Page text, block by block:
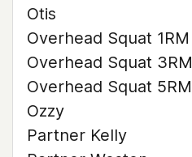
Otis
Overhead Squat 1RM
Overhead Squat 3RM
Overhead Squat 5RM
Ozzy
Partner Kelly